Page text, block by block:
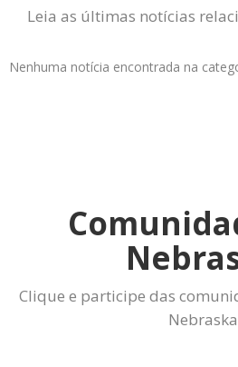
Leia as últimas notícias
Nenhuma notícia encontrada na
Clique e participe das
Nebraska